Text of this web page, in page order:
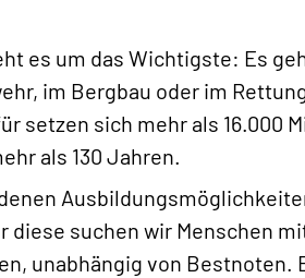
es um das Wichtigste: Es
im Bergbau oder im
setzen sich mehr als 16.000
als 130 Jahren.
diese suchen wir Menschen
unabhängig von Bestnoten.